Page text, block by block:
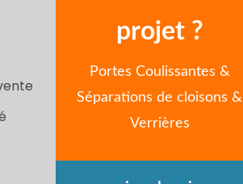
projet ?
Portes Coulissantes &
Séparations de cloisons &
Verrières